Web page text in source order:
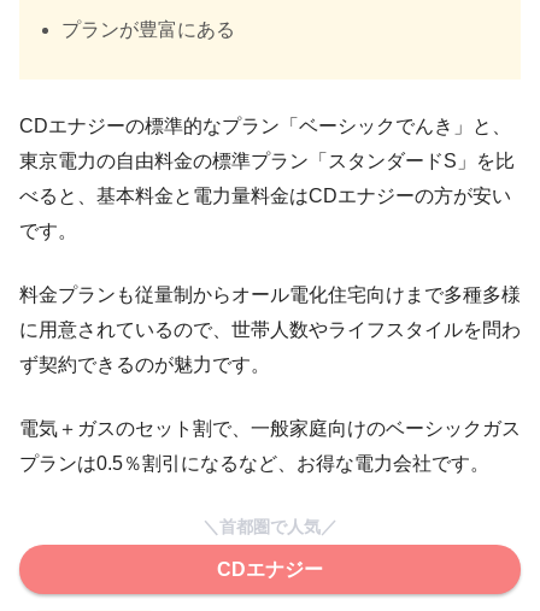
プランが豊富にある
CDエナジーの標準的なプラン「ベーシックでんき」と、
東京電力の自由料金の標準プラン「スタンダードS」を比
べると、基本料金と電力量料金はCDエナジーの方が安い
です。
料金プランも従量制からオール電化住宅向けまで多種多様
に用意されているので、世帯人数やライフスタイルを問わ
ず契約できるのが魅力です。
電気＋ガスのセット割で、一般家庭向けのベーシックガス
プランは0.5％割引になるなど、お得な電力会社です。
＼首都圏で人気／
CDエナジー